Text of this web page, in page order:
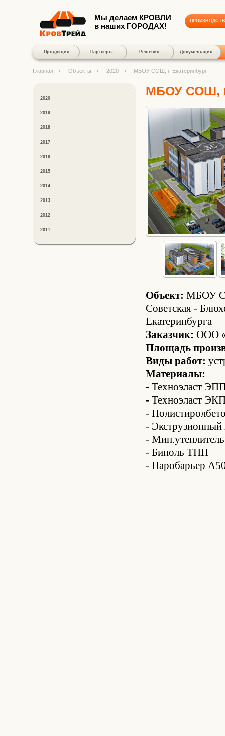
Мы делаем КРОВЛИ
в наших ГОРОДАХ!
Продукция Партнеры Решения Документация
Главная Объекты 2020 МБОУ СОШ, г. Екатеринбург
2020
2019
2018
2017
2016
2015
2014
2013
2012
2011
МБОУ СОШ,
Объект: МБОУ
Советская -
Екатеринбурга
Заказчик: ООО
Площадь
Виды работ:
Материалы:
- Техноэласт
- Техноэласт
-
-
-
- Биполь ТПП
- Паробарьер